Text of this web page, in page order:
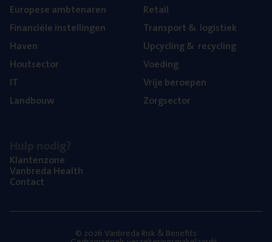
Euro­pe­se ambtenaren
Finan­ci­ë­le instellingen
Haven
Hout­sec­tor
IT
Land­bouw
Retail
Trans­port& logistiek
Upcy­cling& recycling
Voe­ding
Vrije beroe­pen
Zorg­sec­tor
Klan­ten­zo­ne
Van­b­re­da Health
Con­tact
© 2026 Vanbreda Risk & Benefits